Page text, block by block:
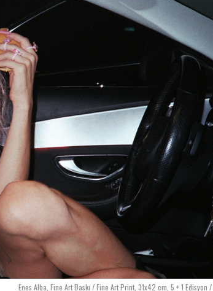
Enes Alba, Fine Art Baskı / Fine Art Print, 31x42 cm, 5 + 1 Edisyon